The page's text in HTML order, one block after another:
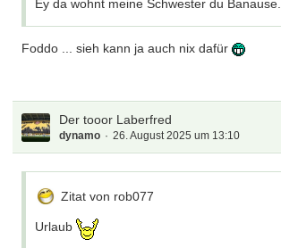
Ey da wohnt meine Schwester du Banause.
Foddo ... sieh kann ja auch nix dafür
Der tooor Laberfred
dynamo 26. August 2025 um 13:10
Zitat von rob077
Urlaub